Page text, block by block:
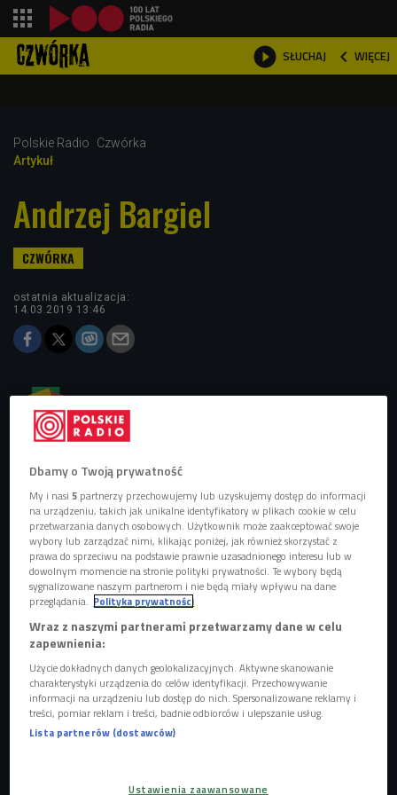
 SŁUCHAJ  WIĘCEJ

Polskie Radio
Czwórka
Artykuł
Andrzej Bargiel
ostatnia aktualizacja:
14.03.2019 13:46
Google News
Polski narciarz wysokogórski, biegacz
górski i himalaista. Członek Tatrzańskiego
Klubu Narciarskiego Tatra Team Zakopane i
polskiej kadry narodowej w skialpinizmie,
były uczestnik programu Polski Himalaizm
Zimowy, ratownik TOPR.
Dbamy o Twoją prywatność
My i nasi5 partnerzy przechowujemy lub uzyskujemy dostęp do informacji
na urządzeniu, takich jak unikalne identyfikatory w plikach cookie w celu
przetwarzania danych osobowych. Użytkownik może zaakceptować swoje
wybory lub zarządzać nimi, klikając poniżej, jak również skorzystać z
prawa do sprzeciwu na podstawie prawnie uzasadnionego interesu lub w
dowolnym momencie na stronie polityki prywatności. Te wybory będą
sygnalizowane naszym partnerom i nie będą miały wpływu na dane
przeglądania. Polityka prywatności
Wraz z naszymi partnerami przetwarzamy dane w celu
zapewnienia:
Użycie dokładnych danych geolokalizacyjnych. Aktywne skanowanie
charakterystyki urządzenia do celów identyfikacji. Przechowywanie
informacji na urządzeniu lub dostęp do nich. Spersonalizowane reklamy i
treści, pomiar reklam i treści, badnie odbiorców i ulepszanie usług.
Lista partnerów (dostawców)
Ustawienia zaawansowane